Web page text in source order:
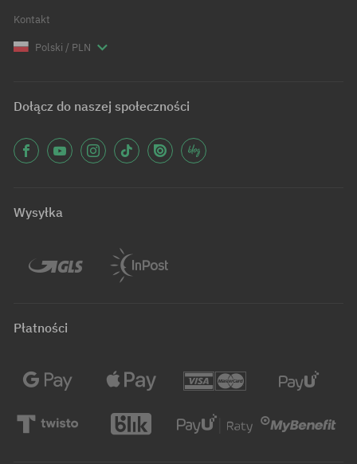
Kontakt
Polski / PLN
Dołącz do naszej społeczności
Wysyłka
Płatności